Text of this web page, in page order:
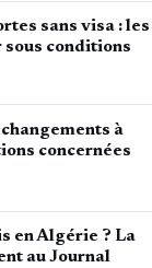
sans visa : les
conditions
à
concernées
en Algérie ? La
au Journal